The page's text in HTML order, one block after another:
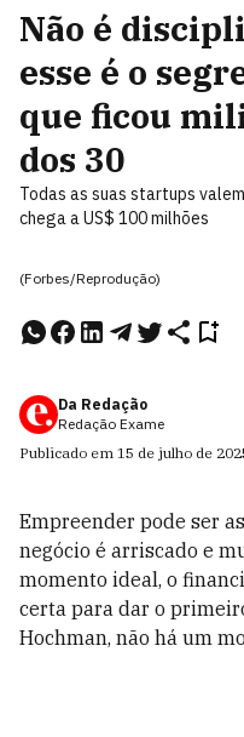
Não é
esse é o
que ficou
dos 30
Todas as suas startups
chega a US$ 100 milhões
(Forbes/Reprodução)
Da Redação
Redação Exame
Publicado em 15 de julho de
Empreender pode ser
negócio é arriscado e
momento ideal, o
certa para dar o
Hochman, não há um